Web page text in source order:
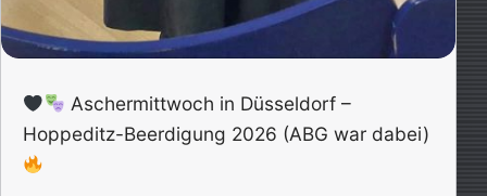
Aschermittwoch in Düsseldorf –
Hoppeditz-Beerdigung 2026 (ABG war dabei)